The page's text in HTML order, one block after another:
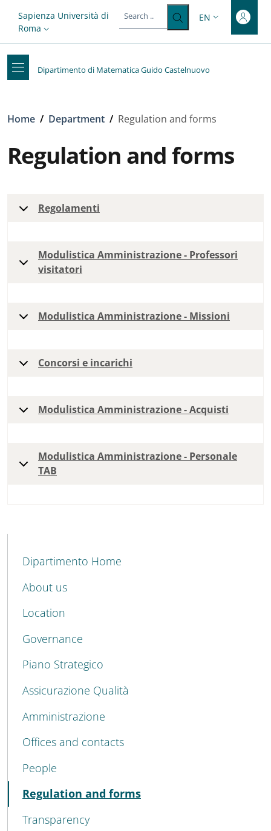
Top-level heading
Slim top
Sapienza Università di
Roma
LANGUAGE
EN
Dipartimento di Matematica Guido Castelnuovo
Breadcrumb
Home / Department / Regulation and forms
Regulation and forms
Regolamenti
Modulistica Amministrazione - Professori
visitatori
Modulistica Amministrazione - Missioni
Concorsi e incarichi
Modulistica Amministrazione - Acquisti
Modulistica Amministrazione - Personale
TAB
MENU CEV SECOND NAVIGATION
Dipartimento Home
About us
Location
Governance
Piano Strategico
Assicurazione Qualità
Amministrazione
Offices and contacts
People
Regulation and forms
Transparency